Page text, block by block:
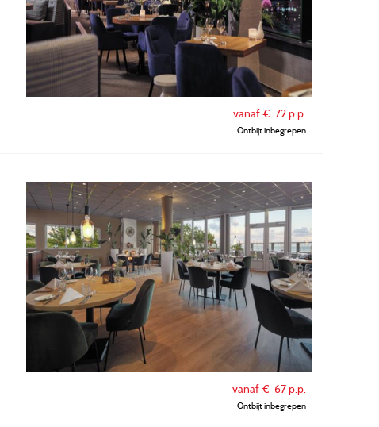
vanaf € 72p.p.
Ontbijt inbegrepen
vanaf € 67p.p.
Ontbijt inbegrepen